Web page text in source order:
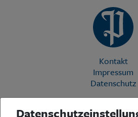
Kontakt
Impressum
Datenschutz